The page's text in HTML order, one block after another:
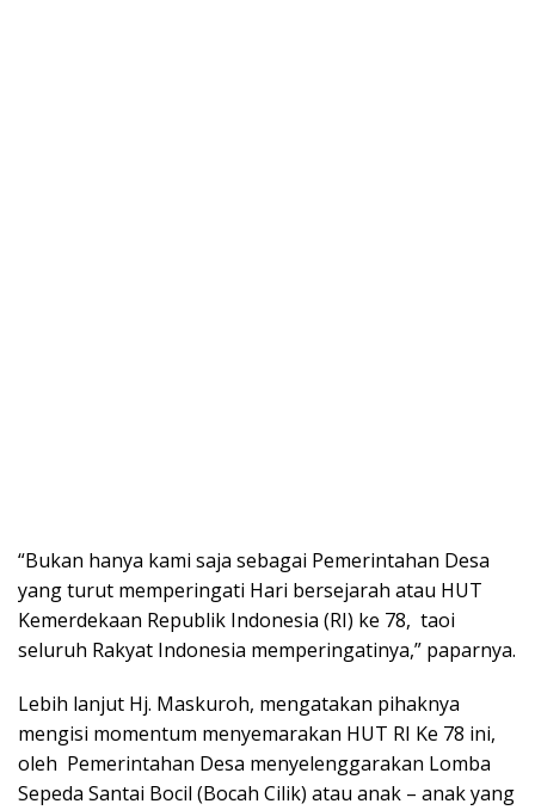
“Bukan hanya kami saja sebagai Pemerintahan Desa
yang turut memperingati Hari bersejarah atau HUT
Kemerdekaan Republik Indonesia (RI) ke 78, taoi
seluruh Rakyat Indonesia memperingatinya,” paparnya.
Lebih lanjut Hj. Maskuroh, mengatakan pihaknya
mengisi momentum menyemarakan HUT RI Ke 78 ini,
oleh Pemerintahan Desa menyelenggarakan Lomba
Sepeda Santai Bocil (Bocah Cilik) atau anak – anak yang